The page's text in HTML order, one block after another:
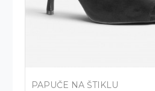
PAPUČE NA ŠTIKLU